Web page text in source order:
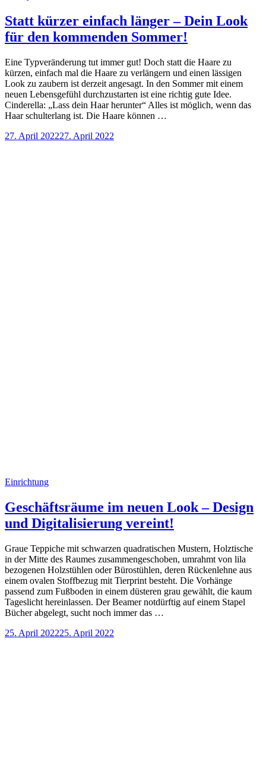
Statt kürzer einfach länger – Dein Look
für den kommenden Sommer!
Eine Typveränderung tut immer gut! Doch statt die Haare zu
kürzen, einfach mal die Haare zu verlängern und einen lässigen
Look zu zaubern ist derzeit angesagt. In den Sommer mit einem
neuen Lebensgefühl durchzustarten ist eine richtig gute Idee.
Cinderella: „Lass dein Haar herunter“ Alles ist möglich, wenn das
Haar schulterlang ist. Die Haare können …
27. April 202227. April 2022
Einrichtung
Geschäftsräume im neuen Look – Design
und Digitalisierung vereint!
Graue Teppiche mit schwarzen quadratischen Mustern, Holztische
in der Mitte des Raumes zusammengeschoben, umrahmt von lila
bezogenen Holzstühlen oder Bürostühlen, deren Rückenlehne aus
einem ovalen Stoffbezug mit Tierprint besteht. Die Vorhänge
passend zum Fußboden in einem düsteren grau gewählt, die kaum
Tageslicht hereinlassen. Der Beamer notdürftig auf einem Stapel
Bücher abgelegt, sucht noch immer das …
25. April 202225. April 2022